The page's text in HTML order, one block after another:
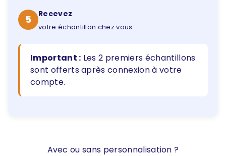
5 Recevez
votre échantillon chez vous
Important : Les 2 premiers échantillons
sont offerts après connexion à votre
compte.
Avec ou sans personnalisation ?